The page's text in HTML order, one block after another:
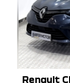
Renault